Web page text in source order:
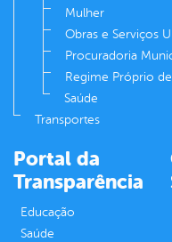
Mulher
Obras e Serviços
Procuradoria
Regime Próprio
Saúde
Transportes
Portal da
Transparência
Educação
Saúde